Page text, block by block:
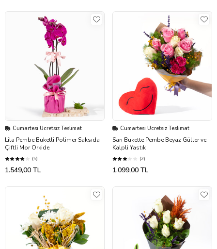
Cumartesi Ücretsiz Teslimat
Lila Pembe Buketli Polimer Saksıda
Çiftli Mor Orkide
(5)
1.549,00 TL
Cumartesi Ücretsiz Teslimat
Sarı Bukette Pembe Beyaz Güller ve
Kalpli Yastık
(2)
1.099,00 TL